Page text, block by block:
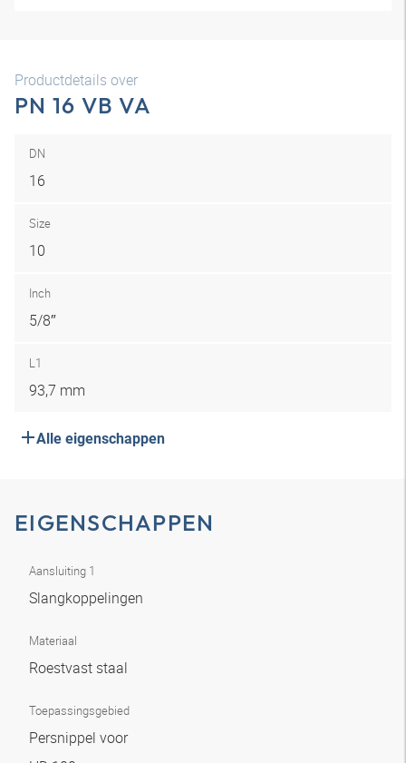
Productdetails over
PN 16 VB VA
DN
16
Size
10
Inch
5/8″
L1
93,7 mm
Alle eigenschappen
EIGENSCHAPPEN
Aansluiting 1
Slangkoppelingen
Materiaal
Roestvast staal
Toepassingsgebied
Persnippel voor